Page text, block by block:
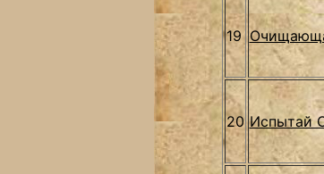
19
20 Испытай